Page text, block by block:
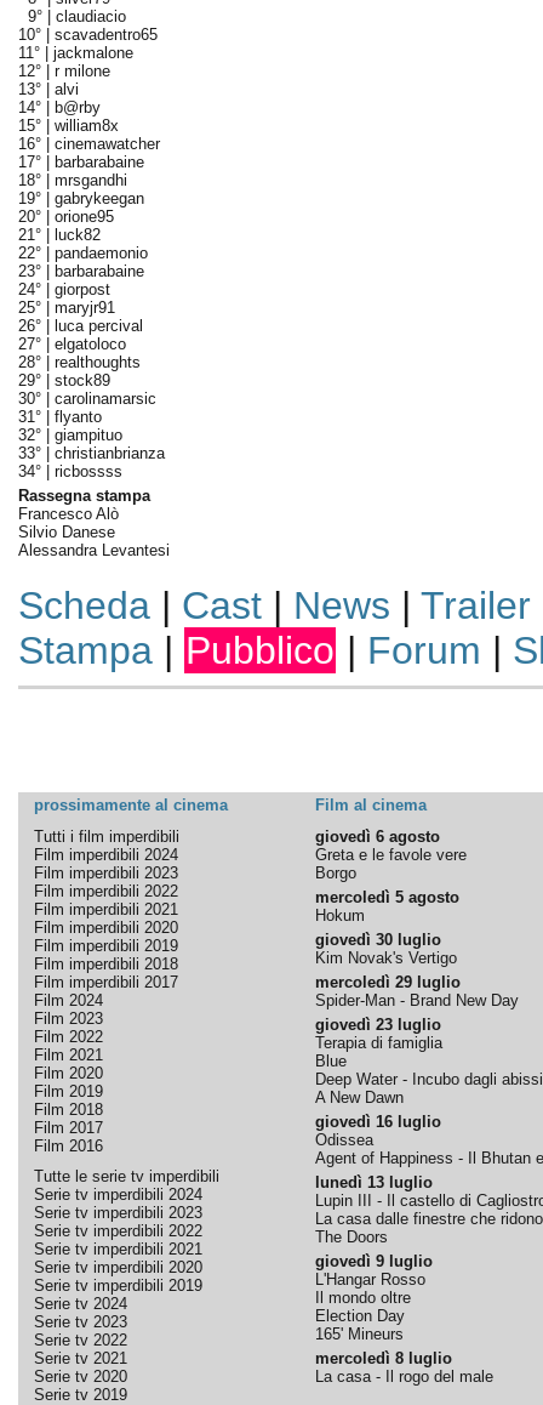
9° | claudiacio
10° | scavadentro65
11° | jackmalone
12° | r milone
13° | alvi
14° |
b@rby
15° | william8x
16° | cinemawatcher
17° |
barbarabaine
18° | mrsgandhi
19° | gabrykeegan
20° | orione95
21° |
luck82
22° | pandaemonio
23° |
barbarabaine
24° | giorpost
25° | maryjr91
26° |
luca percival
27° | elgatoloco
28° | realthoughts
29° | stock89
30° | carolinamarsic
31° | flyanto
32° | giampituo
33° | christianbrianza
34° | ricbossss
Rassegna stampa
Francesco Alò
Silvio Danese
Alessandra Levantesi
Scheda| Cast| News | Trailer
Stampa| Pubblico | Forum |
prossimamente al cinema
Film al cinema
Tutti i film imperdibili
Film imperdibili 2024
Film imperdibili 2023
Film imperdibili 2022
Film imperdibili 2021
Film imperdibili 2020
Film imperdibili 2019
Film imperdibili 2018
Film imperdibili 2017
Film 2024
Film 2023
Film 2022
Film 2021
Film 2020
Film 2019
Film 2018
Film 2017
Film 2016
Tutte le serie tv imperdibili
Serie tv imperdibili 2024
Serie tv imperdibili 2023
Serie tv imperdibili 2022
Serie tv imperdibili 2021
Serie tv imperdibili 2020
Serie tv imperdibili 2019
Serie tv 2024
Serie tv 2023
Serie tv 2022
Serie tv 2021
Serie tv 2020
Serie tv 2019
giovedì 6 agosto
Greta e le favole vere
Borgo
mercoledì 5 agosto
Hokum
giovedì 30 luglio
Kim Novak's Vertigo
mercoledì 29 luglio
Spider-Man - Brand New Day
giovedì 23 luglio
Terapia di famiglia
Blue
Deep Water - Incubo dagli abissi
A New Dawn
giovedì 16 luglio
Odissea
Agent of Happiness - Il Bhutan
lunedì 13 luglio
Lupin III - Il castello di
La casa dalle finestre che ridono
The Doors
giovedì 9 luglio
L'Hangar Rosso
Il mondo oltre
Election Day
165' Mineurs
mercoledì 8 luglio
La casa - Il rogo del male